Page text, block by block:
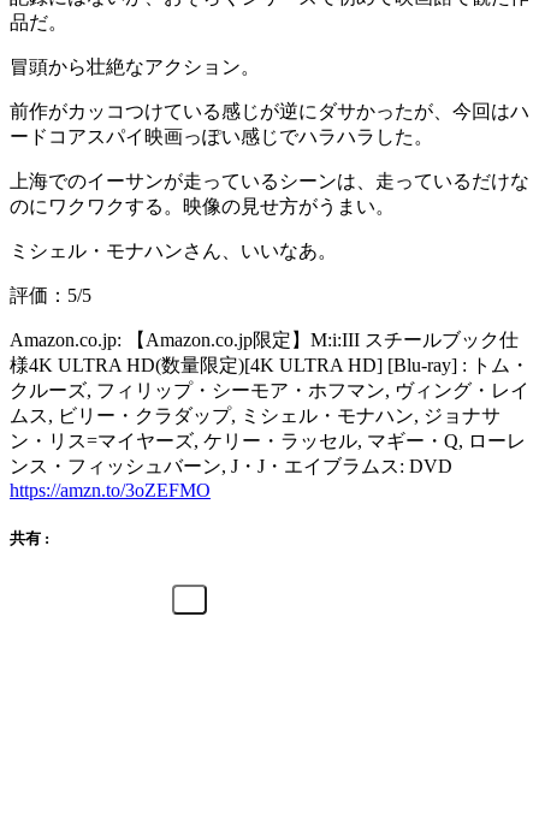
品だ。
冒頭から壮絶なアクション。
前作がカッコつけている感じが逆にダサかったが、今回はハ
ードコアスパイ映画っぽい感じでハラハラした。
上海でのイーサンが走っているシーンは、走っているだけな
のにワクワクする。映像の見せ方がうまい。
ミシェル・モナハンさん、いいなあ。
評価：5/5
Amazon.co.jp: 【Amazon.co.jp限定】M:i:III スチールブック仕
様4K ULTRA HD(数量限定)[4K ULTRA HD] [Blu-ray] : トム・
クルーズ, フィリップ・シーモア・ホフマン, ヴィング・レイ
ムス, ビリー・クラダップ, ミシェル・モナハン, ジョナサ
ン・リス=マイヤーズ, ケリー・ラッセル, マギー・Q, ローレ
ンス・フィッシュバーン, J・J・エイブラムス: DVD
https://amzn.to/3oZEFMO
共有 :